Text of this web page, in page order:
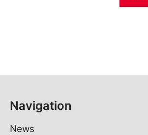
Navigation
News